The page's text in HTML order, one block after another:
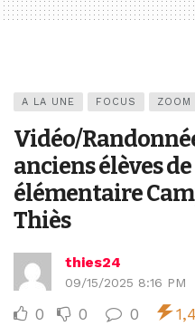
A LA UNE FOCUS ZOOM
Vidéo/
anciens élèves de
élémentaire
Thiès
thies24
09/15/2025 8:16 PM
0 0 0